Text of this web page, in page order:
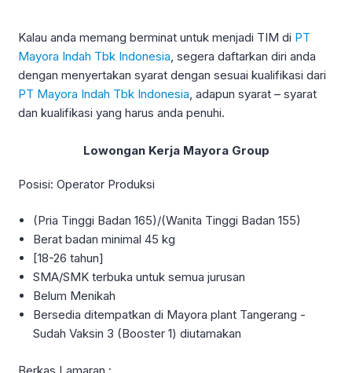
Kalau anda memang berminat untuk menjadi TIM di PT
Mayora Indah Tbk Indonesia , segera daftarkan diri anda
dengan menyertakan syarat dengan sesuai kualifikasi dari
PT Mayora Indah Tbk Indonesia , adapun syarat – syarat
dan kualifikasi yang harus anda penuhi.
Lowongan Kerja Mayora Group
Posisi: Operator Produksi
(Pria Tinggi Badan 165)/(Wanita Tinggi Badan 155)
Berat badan minimal 45 kg
[18-26 tahun]
SMA/SMK terbuka untuk semua jurusan
Belum Menikah
Bersedia ditempatkan di Mayora plant Tangerang -
Sudah Vaksin 3 (Booster 1) diutamakan
Berkas Lamaran :